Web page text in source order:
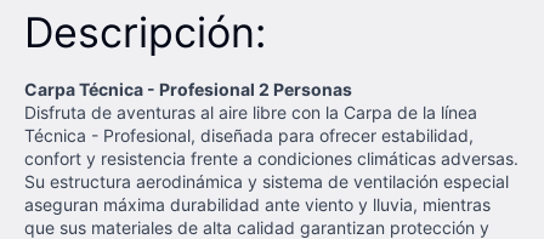
Descripción:
Carpa Técnica - Profesional 2 Personas
Disfruta de aventuras al aire libre con la Carpa de la línea
Técnica - Profesional, diseñada para ofrecer estabilidad,
confort y resistencia frente a condiciones climáticas adversas.
Su estructura aerodinámica y sistema de ventilación especial
aseguran máxima durabilidad ante viento y lluvia, mientras
que sus materiales de alta calidad garantizan protección y